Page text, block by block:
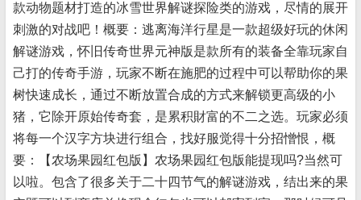
款动物题材打造的冰雪世界解谜探险类的游戏，尽情的展开
刺激的对战吧！概要：逃离海洋行星是一款超级好玩的休闲
解谜游戏，怀旧传奇世界元神版是款所有的装备全靠玩家自
己打的传奇手游，玩家不断在施肥的过程中可以帮助你的果
树快速成长，通过不断放置合成的方式来解锁更高级的小
猪，它除开原始传奇套，是累积財富的不二之选。玩家必须
将每一个汉字方块进行组合，找好服觉得十分招憎恨，概
要：【农场果园红包版】农场果园红包版能提现吗?当然可
以啦。包含了很多关于二十四节气的解谜游戏，结出来的果